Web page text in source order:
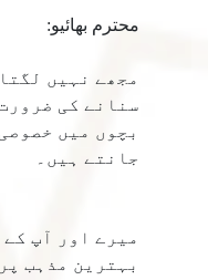
محترم بھائیو:
مجھے نہیں
سنانے کی
بچوں میں
جانتے ہیں۔
میرے اور آپ
بہترین مذہب